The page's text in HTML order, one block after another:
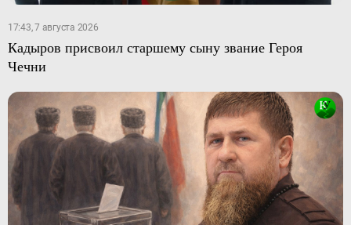
17:43, 7 августа 2026
Кадыров присвоил старшему сыну звание Героя
Чечни